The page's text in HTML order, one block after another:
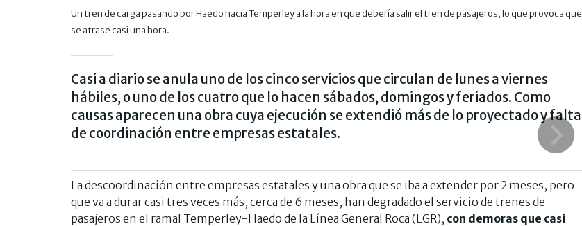
Un tren de carga pasando por Haedo hacia Temperley a la hora en que debería salir el tren de pasajeros, lo que provoca que
se atrase casi una hora.
Casi a diario se anula uno de los cinco servicios que circulan de lunes a viernes
hábiles, o uno de los cuatro que lo hacen sábados, domingos y feriados. Como
causas aparecen una obra cuya ejecución se extendió más de lo proyectado y falta
de coordinación entre empresas estatales.
La descoordinación entre empresas estatales y una obra que se iba a extender por 2 meses, pero
que va a durar casi tres veces más, cerca de 6 meses, han degradado el servicio de trenes de
pasajeros en el ramal Temperley-Haedo de la Línea General Roca (LGR), con demoras que casi